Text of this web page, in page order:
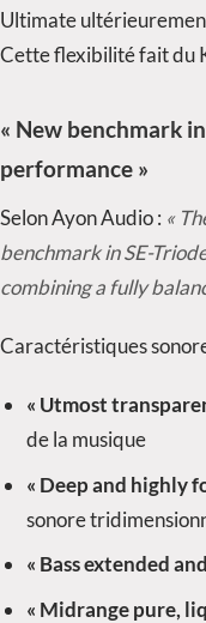
Ultimate
Cette flexibilité fait du
« New benchmark
performance »
Selon Ayon Audio : «
benchmark in SE-
combining a fully
Caractéristiques
« Utmost
de la musique
« Deep and highly
sonore
« Bass extended
« Midrange pure,